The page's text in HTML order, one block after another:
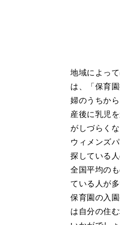
地域によっ
は、「保育
婦のうちか
産後に乳児
がしづらく
ウィメンズ
探している
全国平均の
ている人が
保育園の入
は自分の住